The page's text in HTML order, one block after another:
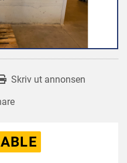
Skriv ut annonsen